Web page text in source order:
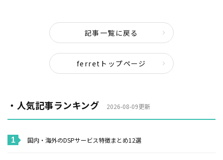
記事一覧に戻る
ferretトップページ
・人気記事ランキング 2026-08-09更新
国内・海外のDSPサービス特徴まとめ12選